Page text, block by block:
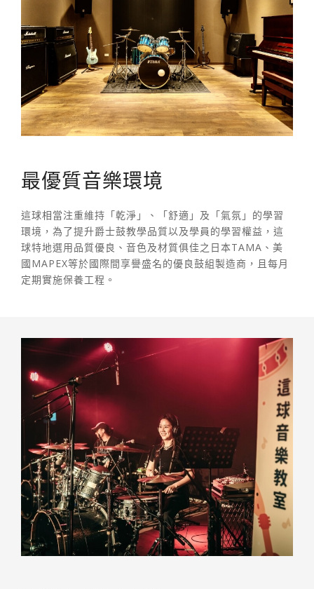
最優質音樂環境
這球相當注重維持「乾淨」、「舒適」及「氣氛」的學習
環境，為了提升爵士鼓教學品質以及學員的學習權益，這
球特地選用品質優良、音色及材質俱佳之日本TAMA、美
國MAPEX等於國際間享譽盛名的優良鼓組製造商，且每月
定期實施保養工程。